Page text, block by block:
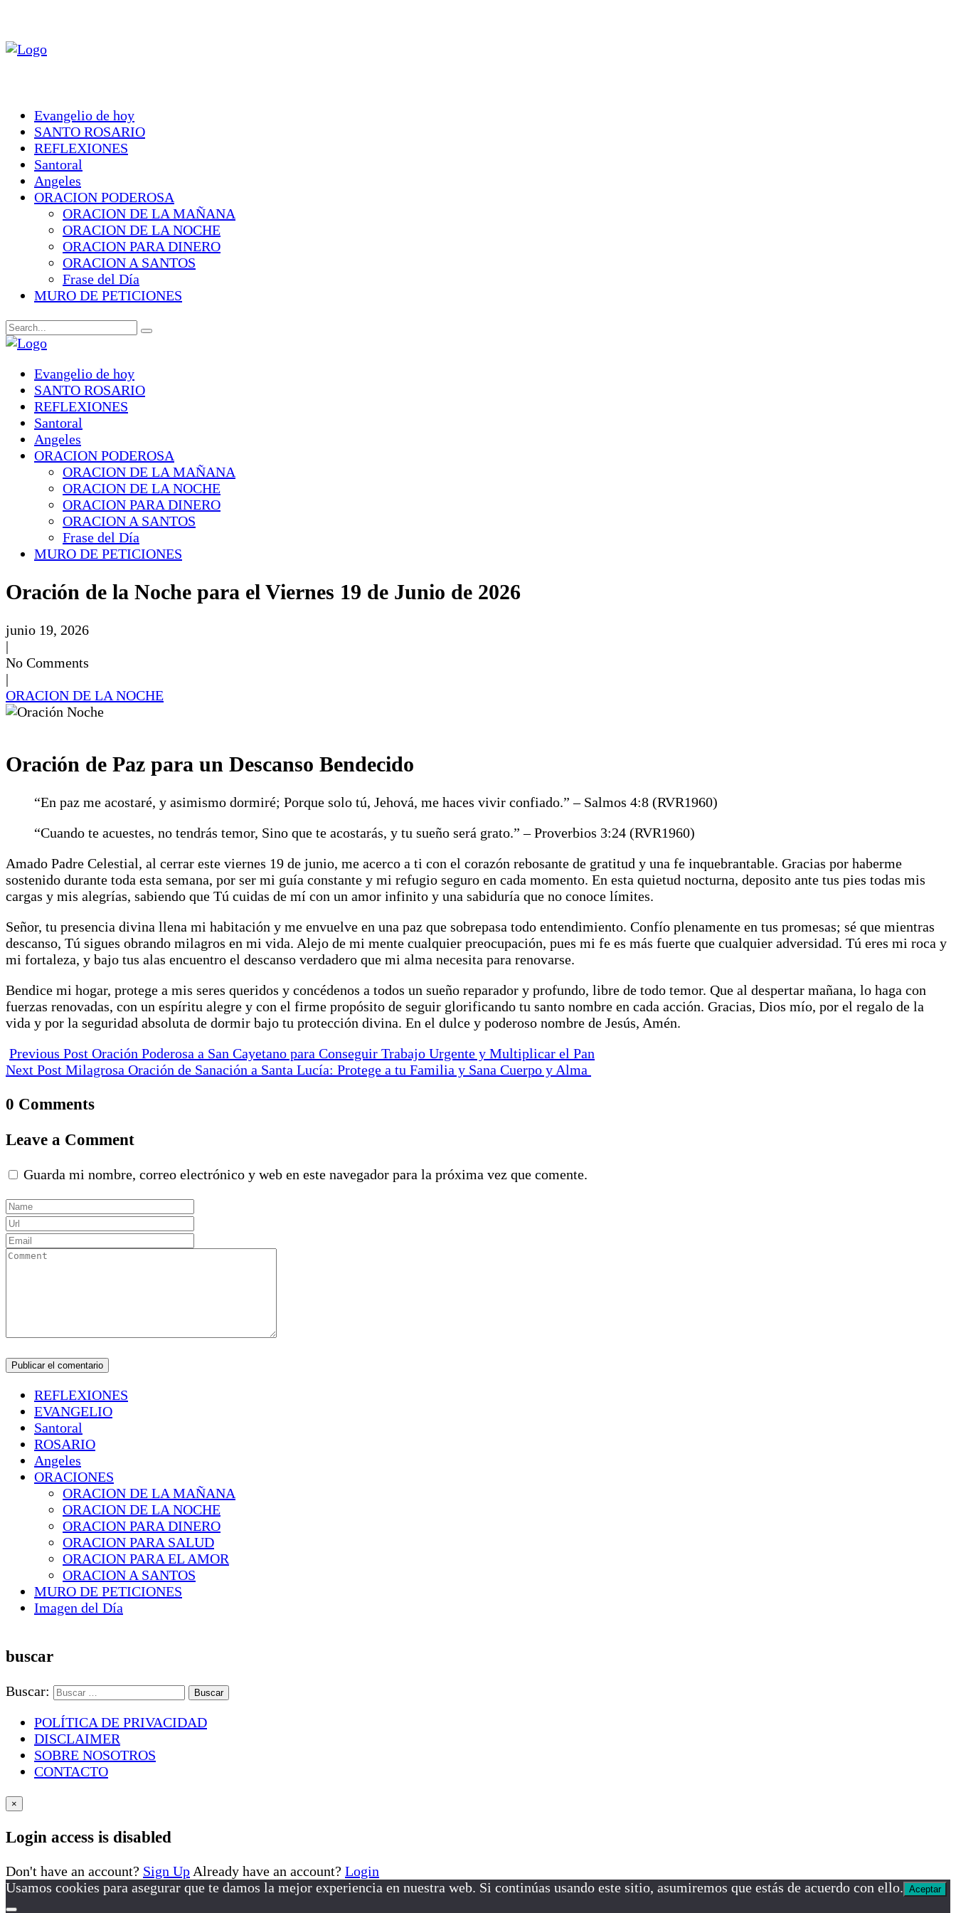
Evangelio de hoy
SANTO ROSARIO
REFLEXIONES
Santoral
Angeles
ORACION PODEROSA
ORACION DE LA MAÑANA
ORACION DE LA NOCHE
ORACION PARA DINERO
ORACION A SANTOS
Frase del Día
MURO DE PETICIONES
Evangelio de hoy
SANTO ROSARIO
REFLEXIONES
Santoral
Angeles
ORACION PODEROSA
ORACION DE LA MAÑANA
ORACION DE LA NOCHE
ORACION PARA DINERO
ORACION A SANTOS
Frase del Día
MURO DE PETICIONES
Oración de la Noche para el Viernes 19 de Junio de 2026
junio 19, 2026
|
No Comments
|
ORACION DE LA NOCHE
Oración de Paz para un Descanso Bendecido
“En paz me acostaré, y asimismo dormiré; Porque solo tú, Jehová, me haces vivir confiado.” – Salmos 4:8 (RVR1960)
“Cuando te acuestes, no tendrás temor, Sino que te acostarás, y tu sueño será grato.” – Proverbios 3:24 (RVR1960)
Amado Padre Celestial, al cerrar este viernes 19 de junio, me acerco a ti con el corazón rebosante de gratitud y una fe inquebrantable. Gracias por haberme
sostenido durante toda esta semana, por ser mi guía constante y mi refugio seguro en cada momento. En esta quietud nocturna, deposito ante tus pies todas mis
cargas y mis alegrías, sabiendo que Tú cuidas de mí con un amor infinito y una sabiduría que no conoce límites.
Señor, tu presencia divina llena mi habitación y me envuelve en una paz que sobrepasa todo entendimiento. Confío plenamente en tus promesas; sé que mientras
descanso, Tú sigues obrando milagros en mi vida. Alejo de mi mente cualquier preocupación, pues mi fe es más fuerte que cualquier adversidad. Tú eres mi roca y
mi fortaleza, y bajo tus alas encuentro el descanso verdadero que mi alma necesita para renovarse.
Bendice mi hogar, protege a mis seres queridos y concédenos a todos un sueño reparador y profundo, libre de todo temor. Que al despertar mañana, lo haga con
fuerzas renovadas, con un espíritu alegre y con el firme propósito de seguir glorificando tu santo nombre en cada acción. Gracias, Dios mío, por el regalo de la
vida y por la seguridad absoluta de dormir bajo tu protección divina. En el dulce y poderoso nombre de Jesús, Amén.
Previous Post Oración Poderosa a San Cayetano para Conseguir Trabajo Urgente y Multiplicar el Pan
Next Post Milagrosa Oración de Sanación a Santa Lucía: Protege a tu Familia y Sana Cuerpo y Alma
0 Comments
Leave a Comment
Guarda mi nombre, correo electrónico y web en este navegador para la próxima vez que comente.
REFLEXIONES
EVANGELIO
Santoral
ROSARIO
Angeles
ORACIONES
ORACION DE LA MAÑANA
ORACION DE LA NOCHE
ORACION PARA DINERO
ORACION PARA SALUD
ORACION PARA EL AMOR
ORACION A SANTOS
MURO DE PETICIONES
Imagen del Día
buscar
Buscar:
POLÍTICA DE PRIVACIDAD
DISCLAIMER
SOBRE NOSOTROS
CONTACTO
×
Login access is disabled
Don't have an account? Sign Up Already have an account? Login
Usamos cookies para asegurar que te damos la mejor experiencia en nuestra web. Si continúas usando este sitio, asumiremos que estás de acuerdo con ello. Aceptar